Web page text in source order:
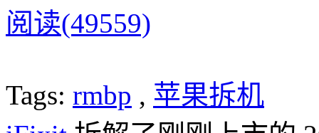
阅读(49559)
Tags: rmbp , 苹果拆机